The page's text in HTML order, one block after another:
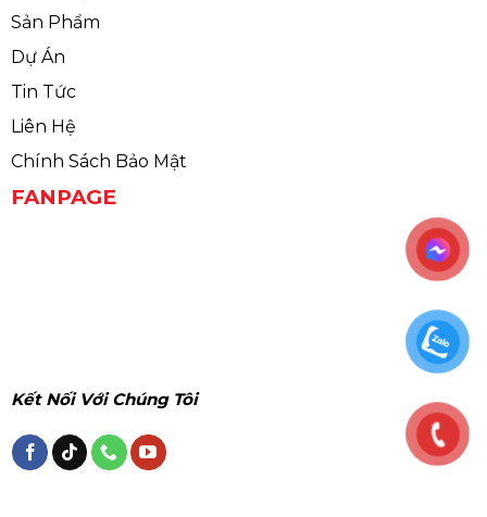
Sản Phẩm
Dự Án
Tin Tức
Liên Hệ
Chính Sách Bảo Mật
FANPAGE
Kết Nối Với Chúng Tôi